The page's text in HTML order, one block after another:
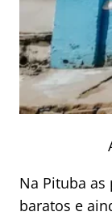
Na Pituba
baratos e